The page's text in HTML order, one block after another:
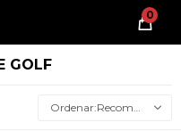
0
GOLF
Recomendados